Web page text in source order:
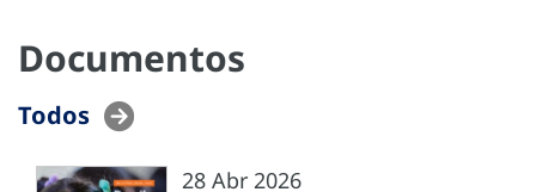
Documentos
Todos
28 Abr 2026